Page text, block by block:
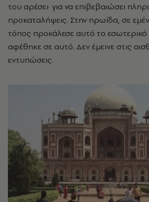
του αρέσει· για να επιβεβαιώσει
προκαταλήψεις. Στην ηρωίδα, σε
τόπος προκάλεσε αυτό το εσωτερικό
αφέθηκε σε αυτό. Δεν έμεινε στις
εντυπώσεις.